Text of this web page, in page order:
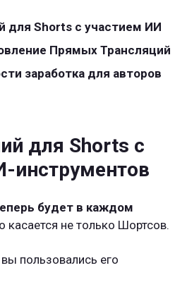
для Shorts с участием ИИ
Прямых Трансляций
заработка для авторов
для Shorts с
инструментов
будет в каждом
касается не только Шортсов.
пользовались его